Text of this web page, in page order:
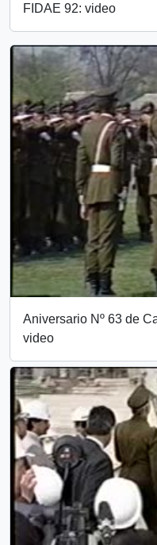
FIDAE 92: video
Aniversario Nº 63 de
video